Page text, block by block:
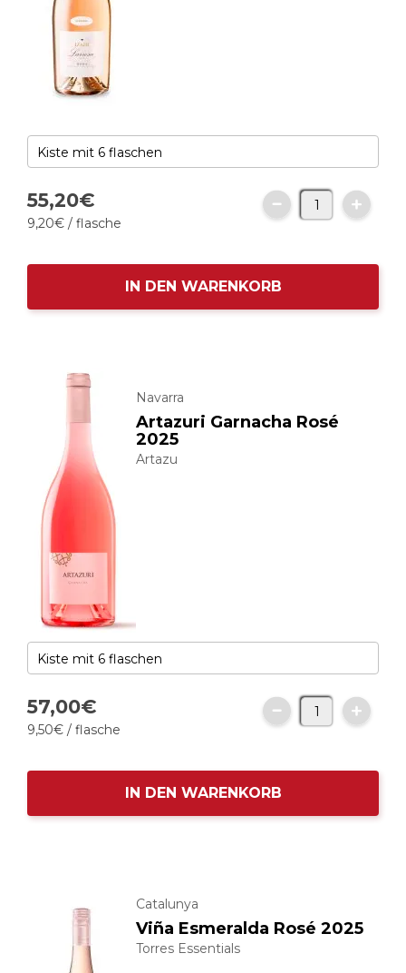
55,20€
9,20€ / flasche
IN DEN WARENKORB
Navarra
Artazuri Garnacha Rosé
2025
Artazu
57,00€
9,50€ / flasche
IN DEN WARENKORB
Catalunya
Viña Esmeralda Rosé 2025
Torres Essentials